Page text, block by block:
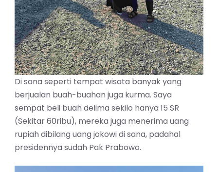
Di sana seperti tempat wisata banyak yang
berjualan buah-buahan juga kurma. Saya
sempat beli buah delima sekilo hanya 15 SR
(Sekitar 60ribu), mereka juga menerima uang
rupiah dibilang uang jokowi di sana, padahal
presidennya sudah Pak Prabowo.